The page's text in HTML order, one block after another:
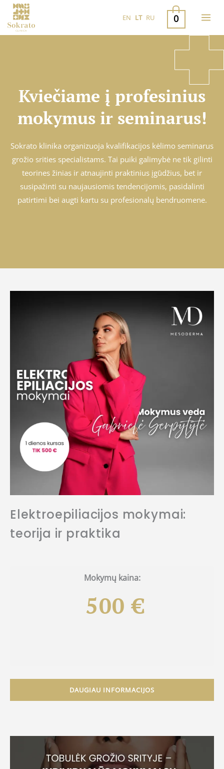
Pereiti
prie
turinio
EN LT RU 0
Kviečiame į profesinius
mokymus ir seminarus!
Sokrato klinika organizuoja kvalifikacijos kėlimo seminarus
grožio srities specialistams. Tai puiki galimybė ne tik gilinti
teorines žinias ir atnaujinti praktinius įgūdžius, bet ir
susipažinti su naujausiomis tendencijomis, pasidalinti
patirtimi bei augti kartu su profesionalų bendruomene.
Elektroepiliacijos mokymai:
teorija ir praktika
Mokymų kaina:
500 €
DAUGIAU INFORMACIJOS